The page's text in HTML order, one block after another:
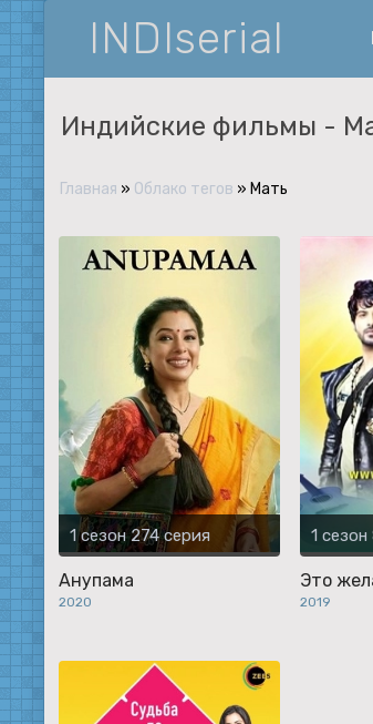
INDIserial
Индийские фильмы -
Главная » Облако тегов » Мать
1 сезон 274 серия
Анупама
2020
1
Это
2019